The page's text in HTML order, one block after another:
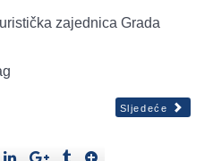
zajednica Grada
Sljedeće